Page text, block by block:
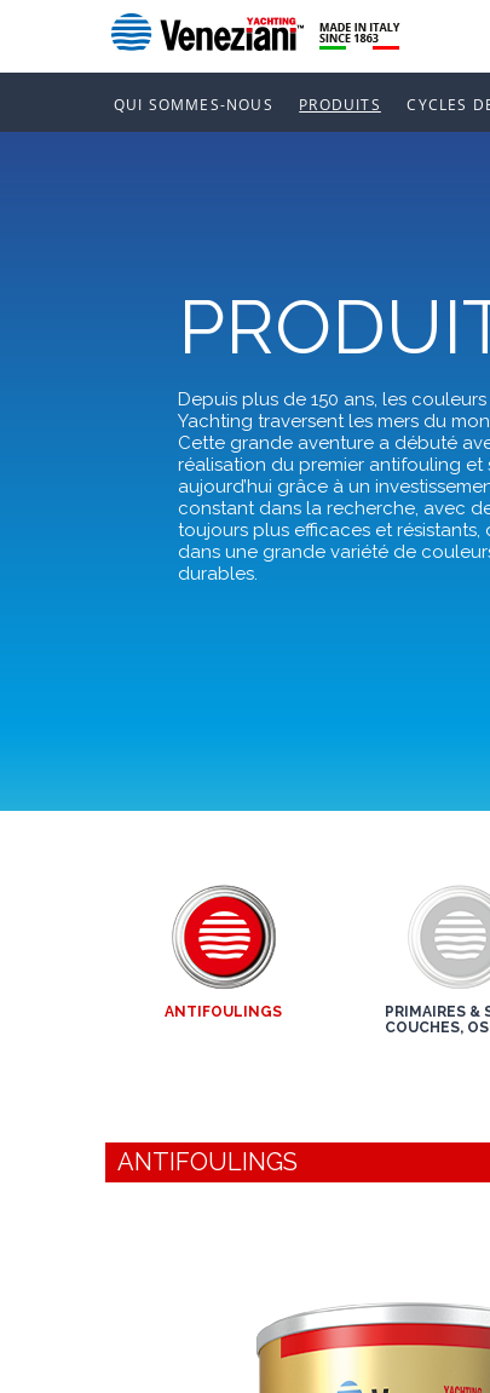
QUI SOMMES-NOUS PRODUITS CYCLES
Depuis plus de 150 ans, les
Yachting traversent les mers du
Cette grande aventure a débuté
réalisation du premier antifouling et
aujourd’hui grâce à un
constant dans la recherche, avec
toujours plus efficaces et résistants,
dans une grande variété de
durables.
ANTIFOULINGS
PRIMAIRES &
COUCHES,
ANTIFOULINGS